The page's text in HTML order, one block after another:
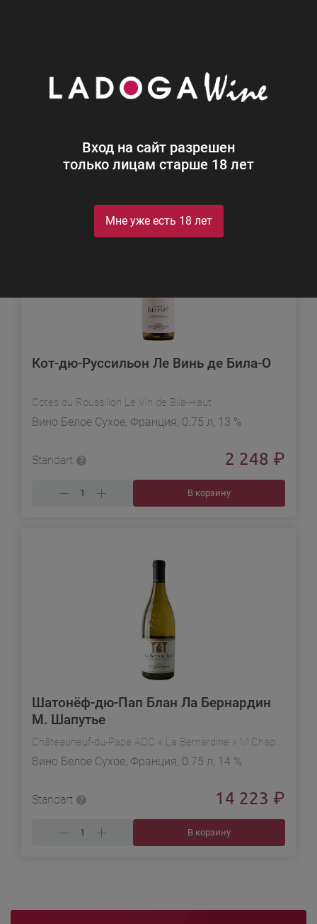
Вход на сайт разрешен
только лицам старше 18 лет
Мне уже есть 18 лет
Вино
Сортировка
Кот-дю-Руссильон Ле Винь де Била-О
Cotes du Roussillon Le Vin de Bila-Haut
Вино Белое Сухое, Франция, 0.75 л, 13 %
Standart 2 248 ₽
В корзину
Шатонёф-дю-Пап Блан Ла Бернардин
М. Шапутье
Châteauneuf-du-Pape AOC « La Bernardine » M.Chapoutier
Вино Белое Сухое, Франция, 0.75 л, 14 %
Standart 14 223 ₽
В корзину